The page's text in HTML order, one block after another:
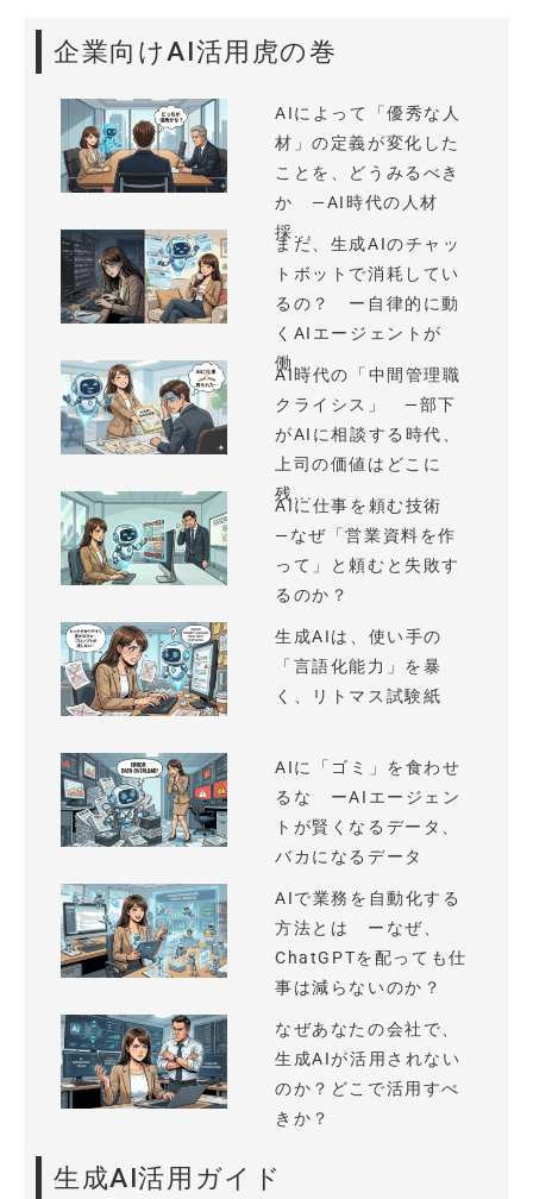
企業向けAI活用虎の巻
AIによって「優秀な人
材」の定義が変化した
ことを、どうみるべき
か —AI時代の人材
採...
まだ、生成AIのチャッ
トボットで消耗してい
るの？ ー自律的に動
くAIエージェントが
働...
AI時代の「中間管理職
クライシス」 —部下
がAIに相談する時代、
上司の価値はどこに
残...
AIに仕事を頼む技術
—なぜ「営業資料を作
って」と頼むと失敗す
るのか？
生成AIは、使い手の
「言語化能力」を暴
く、リトマス試験紙
AIに「ゴミ」を食わせ
るな ーAIエージェン
トが賢くなるデータ、
バカになるデータ
AIで業務を自動化する
方法とは ーなぜ、
ChatGPTを配っても仕
事は減らないのか？
なぜあなたの会社で、
生成AIが活用されない
のか？どこで活用すべ
きか？
生成AI活用ガイド